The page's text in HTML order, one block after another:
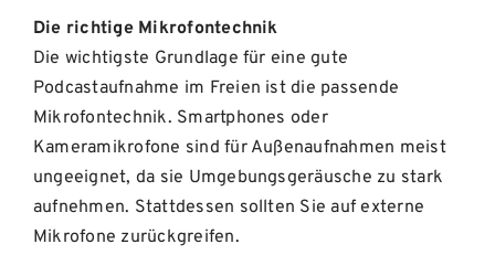
Die richtige Mikrofontechnik
Die wichtigste Grundlage für eine gute
Podcastaufnahme im Freien ist die passende
Mikrofontechnik. Smartphones oder
Kameramikrofone sind für Außenaufnahmen meist
ungeeignet, da sie Umgebungsgeräusche zu stark
aufnehmen. Stattdessen sollten Sie auf externe
Mikrofone zurückgreifen.